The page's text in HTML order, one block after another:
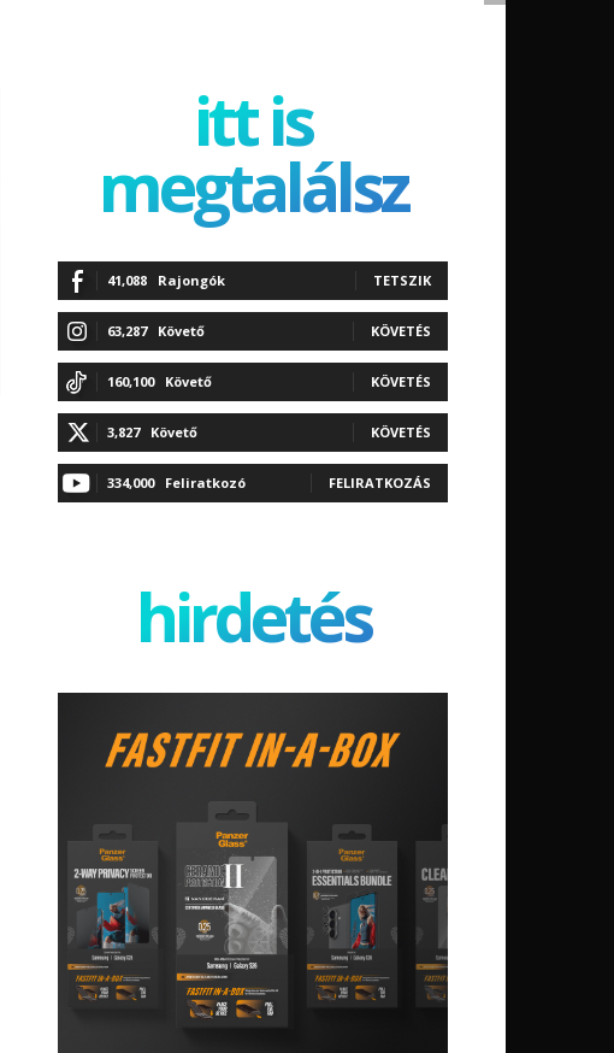
itt is
megtalálsz
41,088 Rajongók TETSZIK
63,287 Követő KÖVETÉS
160,100 Követő KÖVETÉS
3,827 Követő KÖVETÉS
334,000 Feliratkozó FELIRATKOZÁS
hirdetés